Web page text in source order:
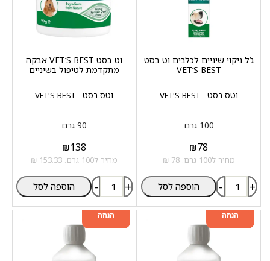
וטס בסט - VET'S BEST
ג‘ל ניקוי שיניים לכלבים וט בסט
VET‘S BEST
100 גרם
₪78
מחיר ל100 גרם: 78 ₪
- + הוספה לסל
וטס בסט - VET'S BEST
וט בסט VET‘S BEST אבקה
מתקדמת לטיפול בשיניים
90 גרם
₪138
מחיר ל100 גרם: 153.33 ₪
- + הוספה לסל
מוצר שני ב-20%
הנחה
מוצר שני ב-20%
הנחה